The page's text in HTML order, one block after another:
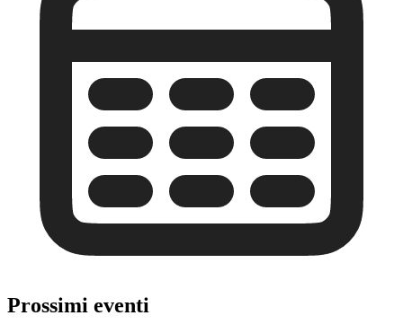
Prossimi eventi